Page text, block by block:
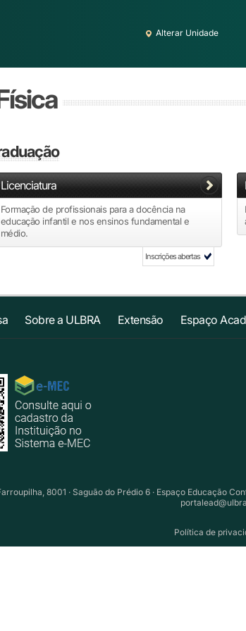
Alterar Unidade
Licenciatura
Formação de profissionais para a docência na
educação infantil e nos ensinos fundamental e
médio.
Inscrições abertas
Sobre a ULBRA Extensão Espaço
8001 · Saguão do Prédio 6 · Espaço Educação
Política de